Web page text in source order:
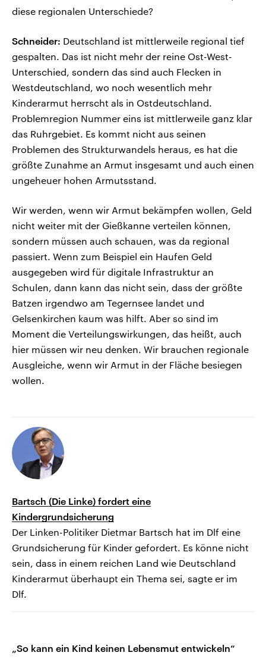
diese regionalen Unterschiede?
Schneider: Deutschland ist mittlerweile regional tief
gespalten. Das ist nicht mehr der reine Ost-West-
Unterschied, sondern das sind auch Flecken in
Westdeutschland, wo noch wesentlich mehr
Kinderarmut herrscht als in Ostdeutschland.
Problemregion Nummer eins ist mittlerweile ganz klar
das Ruhrgebiet. Es kommt nicht aus seinen
Problemen des Strukturwandels heraus, es hat die
größte Zunahme an Armut insgesamt und auch einen
ungeheuer hohen Armutsstand.
Wir werden, wenn wir Armut bekämpfen wollen, Geld
nicht weiter mit der Gießkanne verteilen können,
sondern müssen auch schauen, was da regional
passiert. Wenn zum Beispiel ein Haufen Geld
ausgegeben wird für digitale Infrastruktur an
Schulen, dann kann das nicht sein, dass der größte
Batzen irgendwo am Tegernsee landet und
Gelsenkirchen kaum was hilft. Aber so sind im
Moment die Verteilungswirkungen, das heißt, auch
hier müssen wir neu denken. Wir brauchen regionale
Ausgleiche, wenn wir Armut in der Fläche besiegen
wollen.
Bartsch (Die Linke) fordert eine
Kindergrundsicherung
Der Linken-Politiker Dietmar Bartsch hat im Dlf eine
Grundsicherung für Kinder gefordert. Es könne nicht
sein, dass in einem reichen Land wie Deutschland
Kinderarmut überhaupt ein Thema sei, sagte er im
Dlf.
„So kann ein Kind keinen Lebensmut entwickeln“